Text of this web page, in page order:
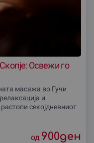
Освежи го
масажа во Гучи
и
секојдневниот
од 900ден